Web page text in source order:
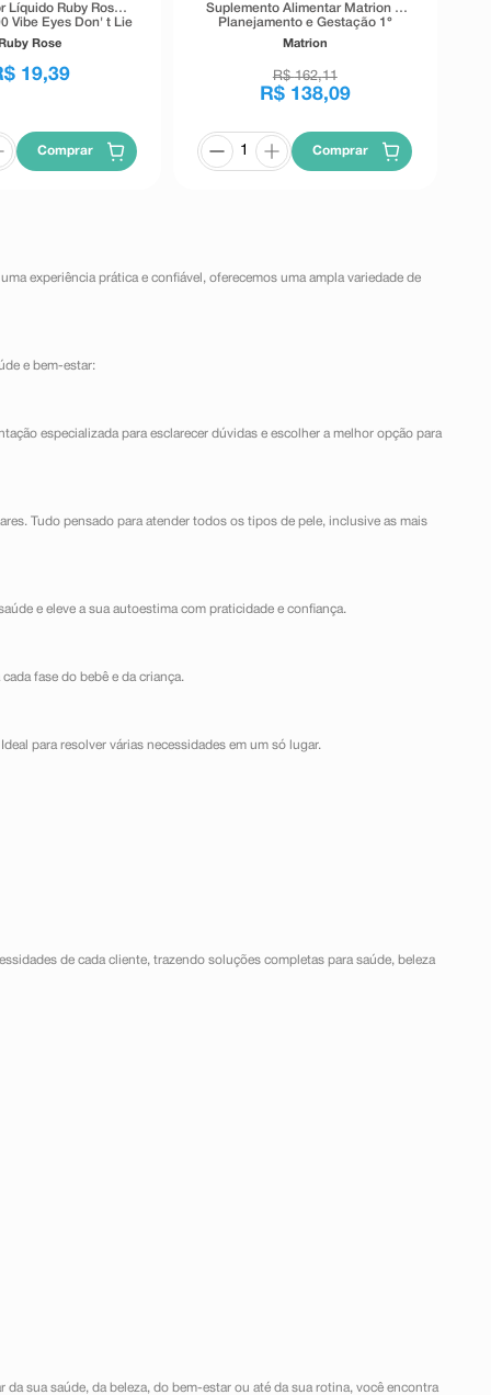
Líquido Ruby Rose
Vibe Eyes Don' t Lie
5,5g
Ruby Rose
19,39
Comprar
Suplemento Alimentar Matrion D
Planejamento e Gestação 1°
Trimestre 90 Comprimidos
Revestidos
Matrion
R$ 162,11
R$ 138,09
Comprar
experiência prática e confiável, oferecemos uma ampla variedade de
e bem-estar:
especializada para esclarecer dúvidas e escolher a melhor opção para
Tudo pensado para atender todos os tipos de pele, inclusive as mais
e eleve a sua autoestima com praticidade e confiança.
fase do bebê e da criança.
para resolver várias necessidades em um só lugar.
de cada cliente, trazendo soluções completas para saúde, beleza
sua saúde, da beleza, do bem-estar ou até da sua rotina, você encontra